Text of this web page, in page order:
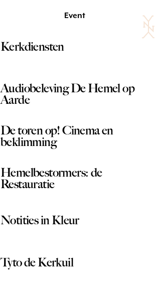
Menu
toggle
Event
Kerkdiensten
Audiobeleving De Hemel op
Aarde
De toren op! Cinema en
beklimming
Hemelbestormers: de
Restauratie
Notities in Kleur
Tyto de Kerkuil